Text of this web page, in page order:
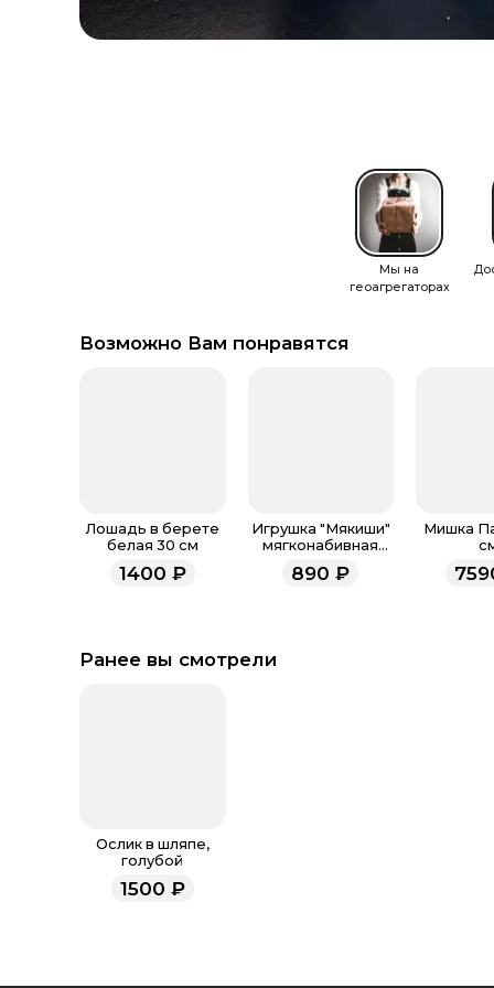
Мы на
геоагрегаторах
Возможно Вам понравятся
Лошадь в берете
белая 30 см
1400 ₽
Игрушка "Мякиши"
мягконабивная
890 ₽
Мишка
Ранее вы смотрели
Ослик в шляпе,
голубой
1500 ₽